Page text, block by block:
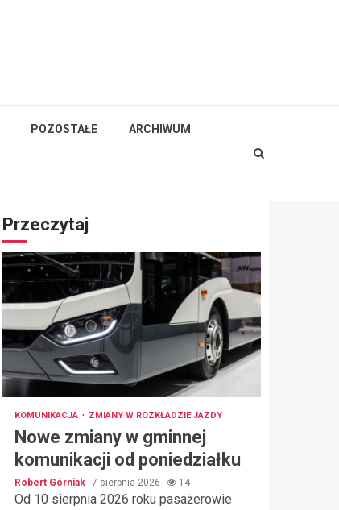
POZOSTAŁE ARCHIWUM
Przeczytaj
KOMUNIKACJA ZMIANY W ROZKŁADZIE JAZDY
Nowe zmiany w gminnej
komunikacji od poniedziałku
Robert Górniak 7 sierpnia 2026 14
Od 10 sierpnia 2026 roku pasażerowie